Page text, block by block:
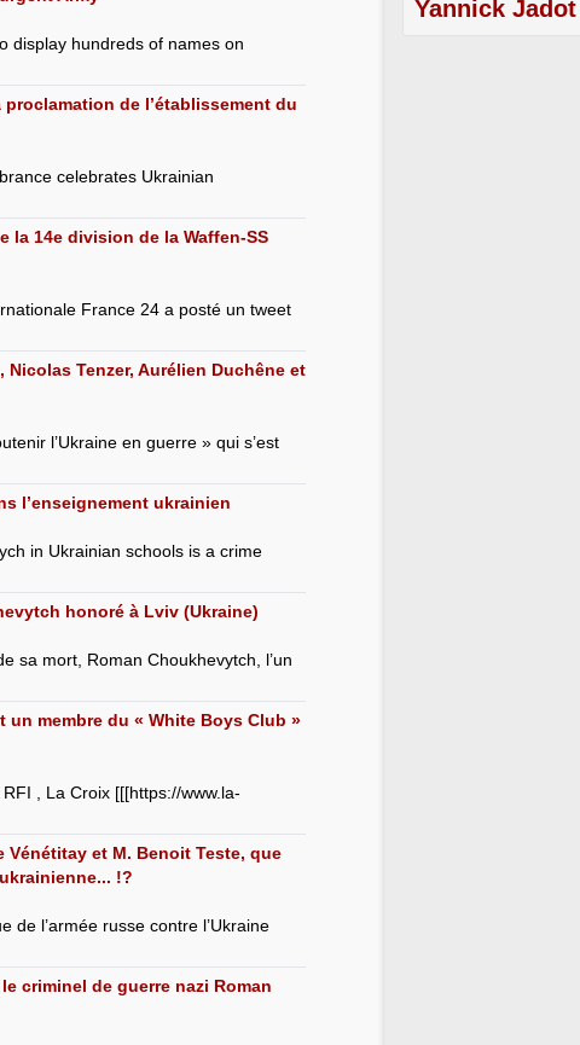
display hundreds of names on
de l’établissement du
celebrates Ukrainian
la 14e division de la Waffen-SS
France 24 a posté un tweet
Tenzer, Aurélien Duchêne et
l’Ukraine en guerre » qui s’est
l’enseignement ukrainien
in Ukrainian schools is a crime
honoré à Lviv (Ukraine)
sa mort, Roman Choukhevytch, l’un
membre du « White Boys Club »
, La Croix [[[https://www.la-
Vénétitay et M. Benoit Teste, que
!?
de l’armée russe contre l’Ukraine
criminel de guerre nazi Roman
Yannick Jadot
4/5
1/5